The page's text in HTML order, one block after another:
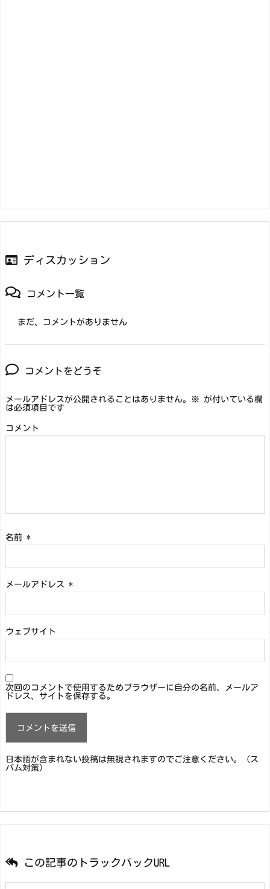
ディスカッション
コメント一覧
まだ、コメントがありません
コメントをどうぞ
メールアドレスが公開されることはありません。 ※ が付いている欄
は必須項目です
コメント
名前 *
メールアドレス *
ウェブサイト
次回のコメントで使用するためブラウザーに自分の名前、メールア
ドレス、サイトを保存する。
日本語が含まれない投稿は無視されますのでご注意ください。（ス
パム対策）
この記事のトラックバックURL